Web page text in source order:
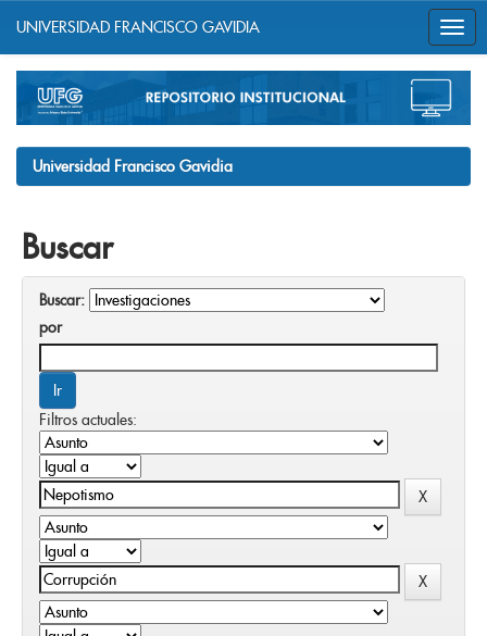
navigation
UNIVERSIDAD FRANCISCO GAVIDIA
Universidad Francisco Gavidia
Buscar
Buscar:
por
Filtros actuales: